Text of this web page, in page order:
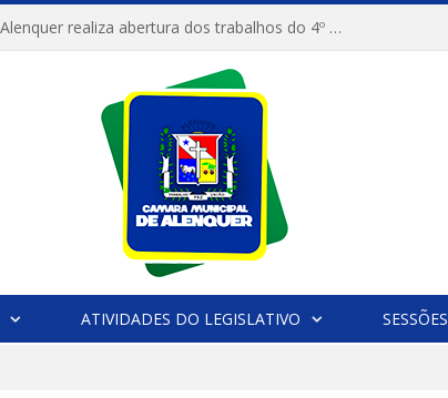
Câmara Municipal de Alenquer realiza abertura dos trabalhos do 4º Período Legislativo
ATIVIDADES DO LEGISLATIVO SESSÕES